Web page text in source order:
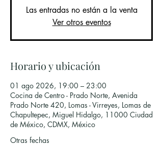
Las entradas no están a la venta
Ver otros eventos
Horario y ubicación
01 ago 2026, 19:00 – 23:00
Cocina de Centro - Prado Norte, Avenida
Prado Norte 420, Lomas - Virreyes, Lomas de
Chapultepec, Miguel Hidalgo, 11000 Ciudad
de México, CDMX, México
Otras fechas